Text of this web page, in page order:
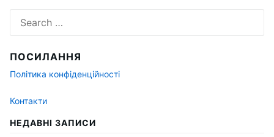
for:
ПОСИЛАННЯ
Політика конфіденційності
Контакти
НЕДАВНІ ЗАПИСИ